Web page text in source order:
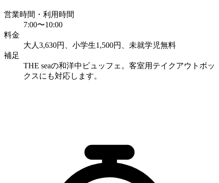
営業時間・利用時間
7:00〜10:00
料金
大人3,630円、小学生1,500円、未就学児無料
補足
THE seaの和洋中ビュッフェ。客室用テイクアウトボッ
クスにも対応します。